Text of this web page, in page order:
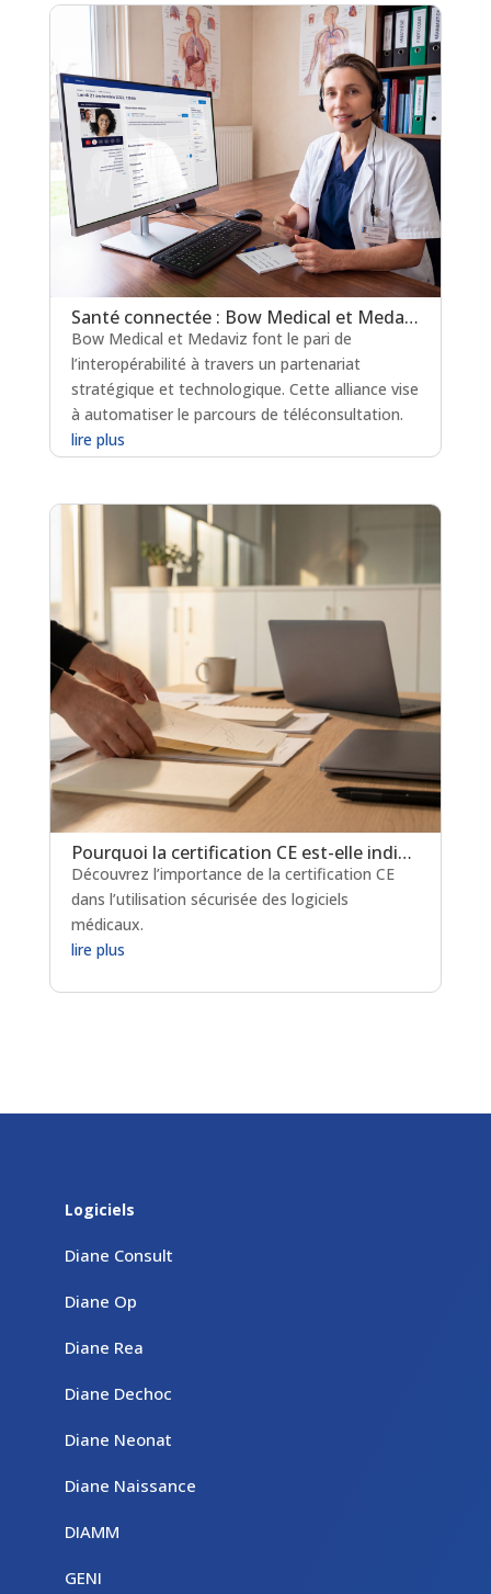
Santé connectée : Bow Medical et Medaviz scellent une alliance technologique
Bow Medical et Medaviz font le pari de
l’interopérabilité à travers un partenariat
stratégique et technologique. Cette alliance vise
à automatiser le parcours de téléconsultation.
lire plus
Pourquoi la certification CE est-elle indispensable pour les logiciels de prescription médicamenteuse ?
Découvrez l’importance de la certification CE
dans l’utilisation sécurisée des logiciels
médicaux.
lire plus
Logiciels
Diane Consult
Diane Op
Diane Rea
Diane Dechoc
Diane Neonat
Diane Naissance
DIAMM
GENI